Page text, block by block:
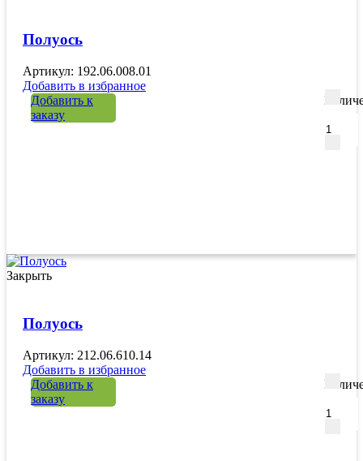
Полуось
Артикул: 192.06.008.01
Добавить в избранное
Добавить к
заказу
Закрыть
Полуось
Артикул: 212.06.610.14
Добавить в избранное
Добавить к
заказу